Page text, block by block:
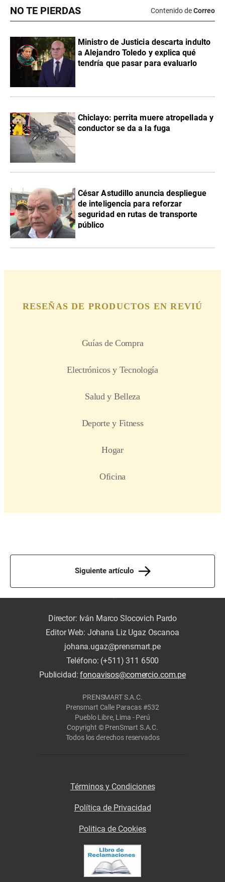
NO TE PIERDAS Contenido deCorreo
Ministro de Justicia descarta indulto
a Alejandro Toledo y explica qué
tendría que pasar para evaluarlo
Chiclayo: perrita muere atropellada y
conductor se da a la fuga
César Astudillo anuncia despliegue
de inteligencia para reforzar
seguridad en rutas de transporte
público
Siguiente artículo
Director: Iván Marco Slocovich Pardo
Editor Web: Johana Liz Ugaz Oscanoa
johana.ugaz@prensmart.pe
Teléfono: (+511) 311 6500
Publicidad:fonoavisos@comercio.com.pe
PRENSMART S.A.C.
Prensmart Calle Paracas #532
Pueblo Libre, Lima - Perú
Copyright © PrenSmart S.A.C.
Todos los derechos reservados
Términos y Condiciones
Política de Privacidad
Politica de Cookies